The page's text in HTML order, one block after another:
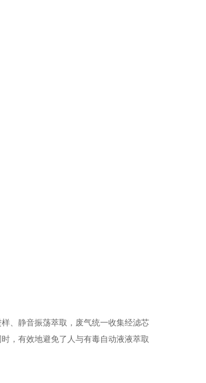
、静音振荡萃取，废气统一收集经滤芯
，有效地避免了人与有毒自动液液萃取